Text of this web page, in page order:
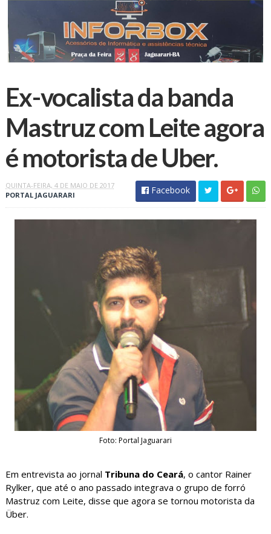
Ex-vocalista da banda
Mastruz com Leite agora
é motorista de Uber.
QUINTA-FEIRA, 4 DE MAIO DE 2017
PORTAL JAGUARARI
Facebook
Foto: Portal Jaguarari
Em entrevista ao jornal Tribuna do Ceará, o cantor Rainer
Rylker, que até o ano passado integrava o grupo de forró
Mastruz com Leite, disse que agora se tornou motorista da
Über.